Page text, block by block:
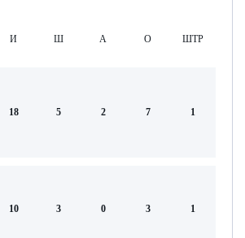
И Ш А О ШТР
18 5 2 7 1
10 3 0 3 1